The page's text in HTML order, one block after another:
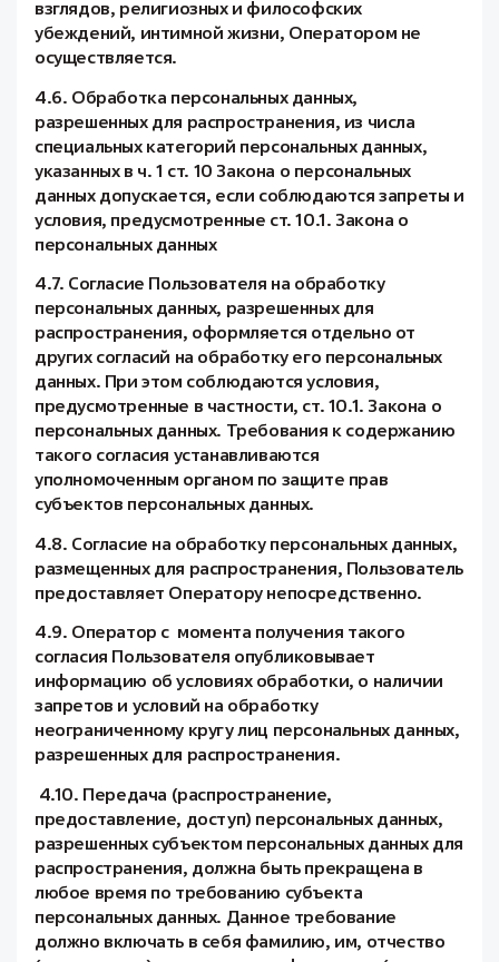
взглядов, религиозных и философских
убеждений, интимной жизни, Оператором не
осуществляется.
4.6. Обработка персональных данных,
разрешенных для распространения, из числа
специальных категорий персональных данных,
указанных в ч. 1 ст. 10 Закона о персональных
данных допускается, если соблюдаются запреты и
условия, предусмотренные ст. 10.1. Закона о
персональных данных
4.7. Согласие Пользователя на обработку
персональных данных, разрешенных для
распространения, оформляется отдельно от
других согласий на обработку его персональных
данных. При этом соблюдаются условия,
предусмотренные в частности, ст. 10.1. Закона о
персональных данных. Требования к содержанию
такого согласия устанавливаются
уполномоченным органом по защите прав
субъектов персональных данных.
4.8. Согласие на обработку персональных данных,
размещенных для распространения, Пользователь
предоставляет Оператору непосредственно.
4.9. Оператор с момента получения такого
согласия Пользователя опубликовывает
информацию об условиях обработки, о наличии
запретов и условий на обработку
неограниченному кругу лиц персональных данных,
разрешенных для распространения.
4.10. Передача (распространение,
предоставление, доступ) персональных данных,
разрешенных субъектом персональных данных для
распространения, должна быть прекращена в
любое время по требованию субъекта
персональных данных. Данное требование
должно включать в себя фамилию, им, отчество